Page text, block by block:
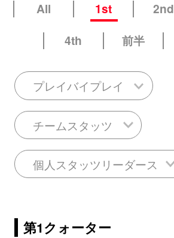
All 1st 2nd
4th
前半
プレイバイプレイ
チームスタッツ
個人スタッツリーダース
第1クォーター